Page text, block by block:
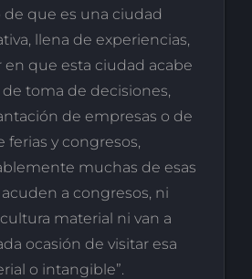
que es una ciudad
llena de experiencias,
que esta ciudad acabe
toma de decisiones,
de empresas o de
ferias y congresos,
muchas de esas
a congresos, ni
material ni van a
ocasión de visitar esa
o intangible”.